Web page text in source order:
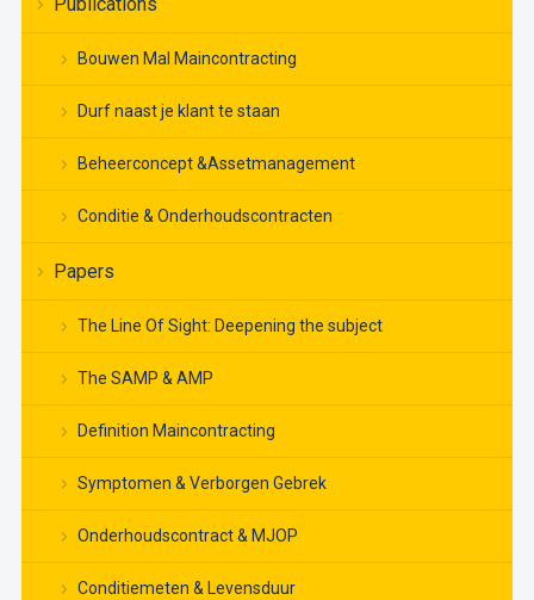
Bouwen Mal Maincontracting
Durf naast je klant te staan
Beheerconcept &Assetmanagement
Conditie & Onderhoudscontracten
Papers
The Line Of Sight: Deepening the subject
The SAMP & AMP
Definition Maincontracting
Symptomen & Verborgen Gebrek
Onderhoudscontract & MJOP
Conditiemeten & Levensduur